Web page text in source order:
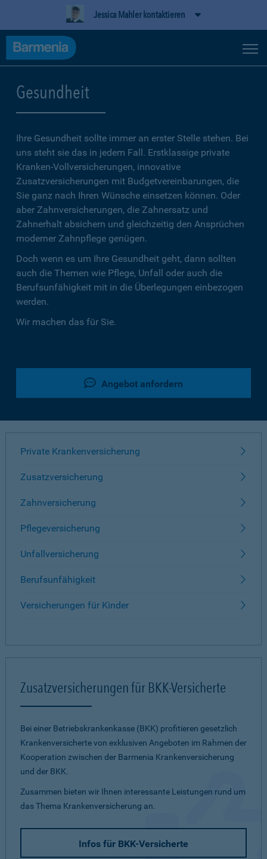
Jessica Mahler kontaktieren
Gesundheit
Ihre Gesundheit sollte immer an erster Stelle stehen. Bei
uns steht sie das in jedem Fall. Erstklassige private
Kranken-Vollversicherungen, innovative
Zusatzversicherungen mit Budgetvereinbarungen, die
Sie ganz nach Ihren Wünsche einsetzen können. Oder
aber Zahnversicherungen, die Zahnersatz und
Zahnerhalt absichern und gleichzeitig den Ansprüchen
moderner Zahnpflege genügen.
Doch wenn es um Ihre Gesundheit geht, dann sollten
auch die Themen wie Pflege, Unfall oder auch die
Berufsunfähigkeit mit in die Überlegungen einbezogen
werden.
Wir machen das für Sie.
Angebot anfordern
Private Krankenversicherung
Zusatzversicherung
Zahnversicherung
Pflegeversicherung
Unfallversicherung
Berufsunfähigkeit
Versicherungen für Kinder
Zusatzversicherungen für BKK-Versicherte
Bei einer Betriebskrankenkasse (BKK) profitieren gesetzlich
Krankenversicherte von exklusiven Angeboten im Rahmen der
Kooperation zwischen der Barmenia Krankenversicherung
und der BKK.
Zusammen bieten wir Ihnen interessante Leistungen rund um
das Thema Krankenversicherung an.
Infos für BKK-Versicherte